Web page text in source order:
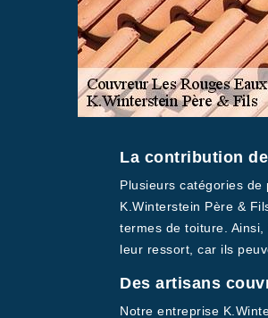
La contribution
Plusieurs catégories
K.Winterstein Père &
termes de toiture.
leur ressort, car ils
Des artisans
Notre entreprise